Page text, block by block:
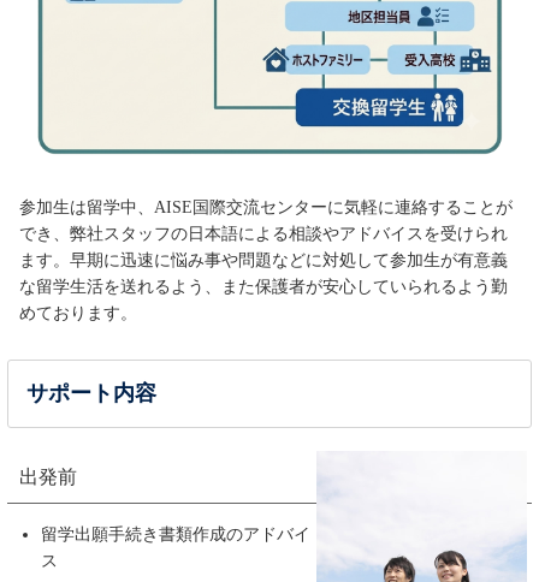
参加生は留学中、AISE国際交流センターに気軽に連絡することが
でき、弊社スタッフの日本語による相談やアドバイスを受けられ
ます。早期に迅速に悩み事や問題などに対処して参加生が有意義
な留学生活を送れるよう、また保護者が安心していられるよう勤
めております。
サポート内容
出発前
留学出願手続き書類作成のアドバイ
ス